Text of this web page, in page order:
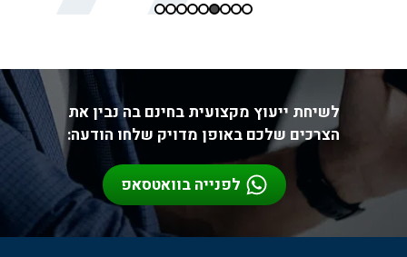
לשיחת ייעוץ מקצועית בחינם בה נבין את
הצרכים שלכם באופן מדויק שלחו הודעה:
לפנייה בוואטסאפ